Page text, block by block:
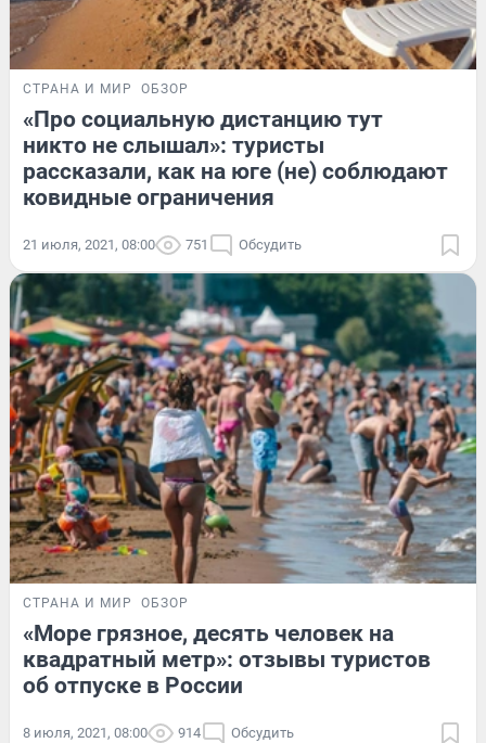
СТРАНА И МИР ОБЗОР
«Про социальную дистанцию тут
никто не слышал»: туристы
рассказали, как на юге (не) соблюдают
ковидные ограничения
21 июля, 2021, 08:00 751 Обсудить
СТРАНА И МИР ОБЗОР
«Море грязное, десять человек на
квадратный метр»: отзывы туристов
об отпуске в России
8 июля, 2021, 08:00 914 Обсудить